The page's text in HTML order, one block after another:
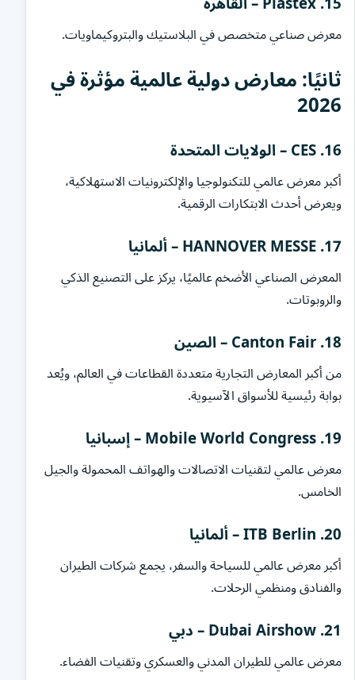
معرض صناعي متخصص في البلاستيك والبتروكيماويات.
ثانيًا: معارض دولية عالمية مؤثرة في
2026
16. CES – الولايات المتحدة
أكبر معرض عالمي للتكنولوجيا والإلكترونيات الاستهلاكية،
ويعرض أحدث الابتكارات الرقمية.
17. HANNOVER MESSE – ألمانيا
المعرض الصناعي الأضخم عالميًا، يركز على التصنيع الذكي
والروبوتات.
18. Canton Fair – الصين
من أكبر المعارض التجارية متعددة القطاعات في العالم، ويُعد
بوابة رئيسية للأسواق الآسيوية.
19. Mobile World Congress – إسبانيا
معرض عالمي لتقنيات الاتصالات والهواتف المحمولة والجيل
الخامس.
20. ITB Berlin – ألمانيا
أكبر معرض عالمي للسياحة والسفر، يجمع شركات الطيران
والفنادق ومنظمي الرحلات.
21. Dubai Airshow – دبي
معرض عالمي للطيران المدني والعسكري وتقنيات الفضاء.